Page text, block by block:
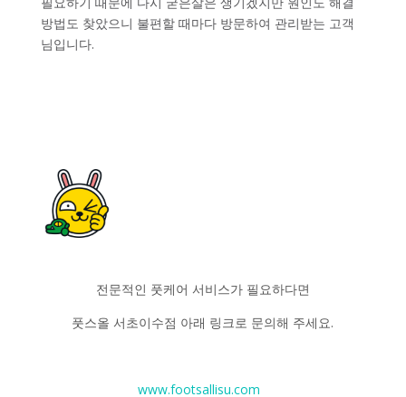
방법도 찾았으니 불편할 때마다 방문하여 관리받는 고객
님입니다.
전문적인 풋케어 서비스가 필요하다면
풋스올 서초이수점 아래 링크로 문의해 주세요.
www.footsallisu.com